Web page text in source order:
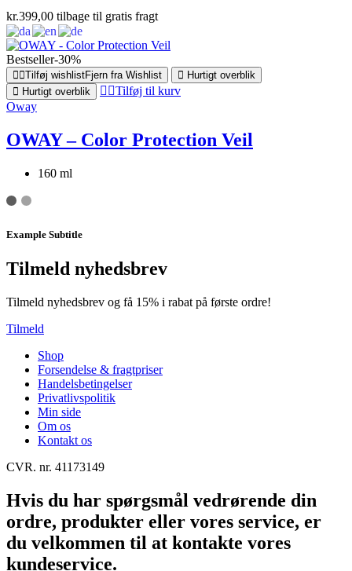
kr.399,00 tilbage til gratis fragt
Bestseller-30%
Tilføj wishlistFjern fra Wishlist
Hurtigt overblik
Hurtigt overblik
Tilføj til kurv
Oway
OWAY – Color Protection Veil
160 ml
Example Subtitle
Tilmeld nyhedsbrev
Tilmeld nyhedsbrev og få 15% i rabat på første ordre!
Tilmeld
Shop
Forsendelse & fragtpriser
Handelsbetingelser
Privatlivspolitik
Min side
Om os
Kontakt os
CVR. nr. 41173149
Hvis du har spørgsmål vedrørende din
ordre, produkter eller vores service, er
du velkommen til at kontakte vores
kundeservice.